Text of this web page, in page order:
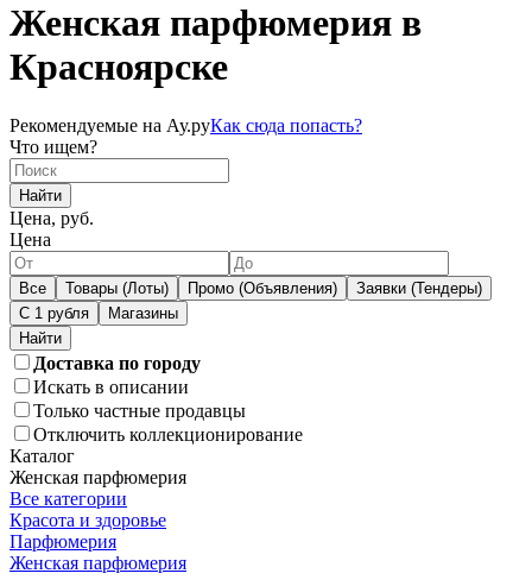
Женская парфюмерия в
Красноярске
Рекомендуемые на Ау.руКак сюда попасть?
Что ищем?
Найти
Цена, руб.
Цена
Все Товары (Лоты) Промо (Объявления)
Заявки (Тендеры)
С 1 рубля
Магазины
Доставка по городу
Искать в описании
Только частные продавцы
Отключить коллекционирование
Каталог
Женская парфюмерия
Все категории
Красота и здоровье
Парфюмерия
Женская парфюмерия